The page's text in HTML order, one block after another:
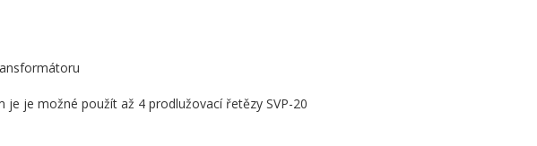
je možné použít až 4 prodlužovací řetězy SVP-20